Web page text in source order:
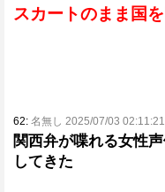
スカートのまま国
62: 名無し 2025/07/03 02:11:21
関西弁が喋れる女性
してきた